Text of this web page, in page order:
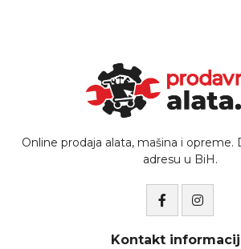
Online prodaja alata, mašina i opreme.
adresu u BiH.
Kontakt